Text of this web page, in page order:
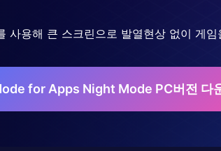
사용해 큰 스크린으로 발열현상 없이 게
for Apps Night Mode PC버전 다